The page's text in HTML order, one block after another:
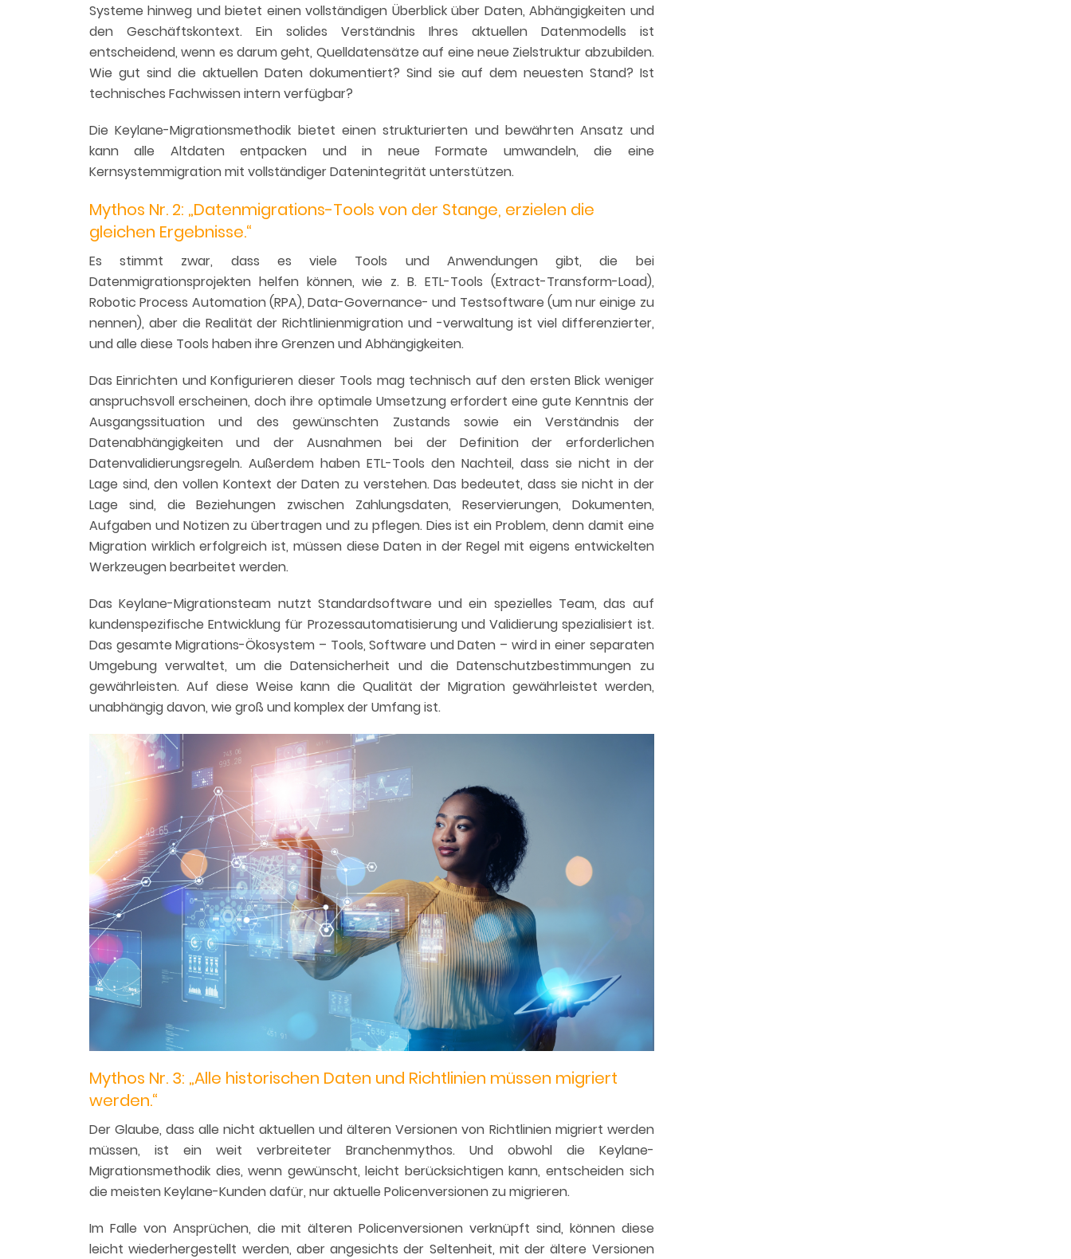
Systeme hinweg und bietet einen vollständigen Überblick über Daten, Abhängigkeiten und
den Geschäftskontext. Ein solides Verständnis Ihres aktuellen Datenmodells ist
entscheidend, wenn es darum geht, Quelldatensätze auf eine neue Zielstruktur abzubilden.
Wie gut sind die aktuellen Daten dokumentiert? Sind sie auf dem neuesten Stand? Ist
technisches Fachwissen intern verfügbar?
Die Keylane-Migrationsmethodik bietet einen strukturierten und bewährten Ansatz und
kann alle Altdaten entpacken und in neue Formate umwandeln, die eine
Kernsystemmigration mit vollständiger Datenintegrität unterstützen.
Mythos Nr. 2: „Datenmigrations-Tools von der Stange, erzielen die
gleichen Ergebnisse.“
Es stimmt zwar, dass es viele Tools und Anwendungen gibt, die bei
Datenmigrationsprojekten helfen können, wie z. B. ETL-Tools (Extract-Transform-Load),
Robotic Process Automation (RPA), Data-Governance- und Testsoftware (um nur einige zu
nennen), aber die Realität der Richtlinienmigration und -verwaltung ist viel differenzierter,
und alle diese Tools haben ihre Grenzen und Abhängigkeiten.
Das Einrichten und Konfigurieren dieser Tools mag technisch auf den ersten Blick weniger
anspruchsvoll erscheinen, doch ihre optimale Umsetzung erfordert eine gute Kenntnis der
Ausgangssituation und des gewünschten Zustands sowie ein Verständnis der
Datenabhängigkeiten und der Ausnahmen bei der Definition der erforderlichen
Datenvalidierungsregeln. Außerdem haben ETL-Tools den Nachteil, dass sie nicht in der
Lage sind, den vollen Kontext der Daten zu verstehen. Das bedeutet, dass sie nicht in der
Lage sind, die Beziehungen zwischen Zahlungsdaten, Reservierungen, Dokumenten,
Aufgaben und Notizen zu übertragen und zu pflegen. Dies ist ein Problem, denn damit eine
Migration wirklich erfolgreich ist, müssen diese Daten in der Regel mit eigens entwickelten
Werkzeugen bearbeitet werden.
Das Keylane-Migrationsteam nutzt Standardsoftware und ein spezielles Team, das auf
kundenspezifische Entwicklung für Prozessautomatisierung und Validierung spezialisiert ist.
Das gesamte Migrations-Ökosystem – Tools, Software und Daten – wird in einer separaten
Umgebung verwaltet, um die Datensicherheit und die Datenschutzbestimmungen zu
gewährleisten. Auf diese Weise kann die Qualität der Migration gewährleistet werden,
unabhängig davon, wie groß und komplex der Umfang ist.
Mythos Nr. 3: „Alle historischen Daten und Richtlinien müssen migriert
werden.“
Der Glaube, dass alle nicht aktuellen und älteren Versionen von Richtlinien migriert werden
müssen, ist ein weit verbreiteter Branchenmythos. Und obwohl die Keylane-
Migrationsmethodik dies, wenn gewünscht, leicht berücksichtigen kann, entscheiden sich
die meisten Keylane-Kunden dafür, nur aktuelle Policenversionen zu migrieren.
Im Falle von Ansprüchen, die mit älteren Policenversionen verknüpft sind, können diese
leicht wiederhergestellt werden, aber angesichts der Seltenheit, mit der ältere Versionen